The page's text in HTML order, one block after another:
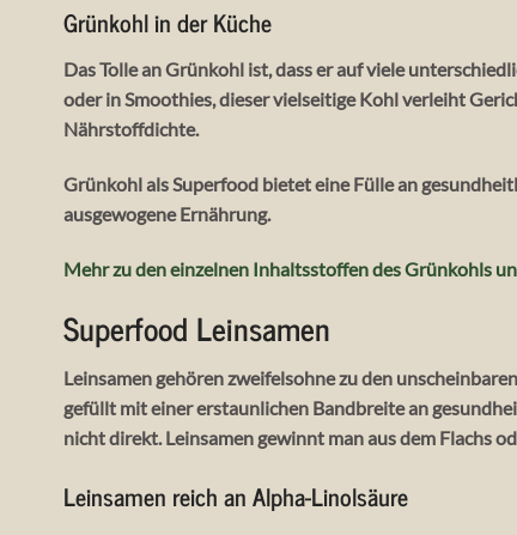
Grünkohl in der Küche
Das Tolle an Grünkohl ist, dass er auf viele
oder in Smoothies, dieser vielseitige Kohl verleiht
Nährstoffdichte.
Grünkohl als Superfood bietet eine Fülle an
ausgewogene Ernährung.
Mehr zu den einzelnen Inhaltsstoffen des Grünkohls
Superfood Leinsamen
Leinsamen gehören zweifelsohne zu den
gefüllt mit einer erstaunlichen Bandbreite an
nicht direkt. Leinsamen gewinnt man aus dem Flachs
Leinsamen reich an Alpha-Linolsäure